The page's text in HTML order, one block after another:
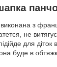
виконана з
не
для діток
буде в